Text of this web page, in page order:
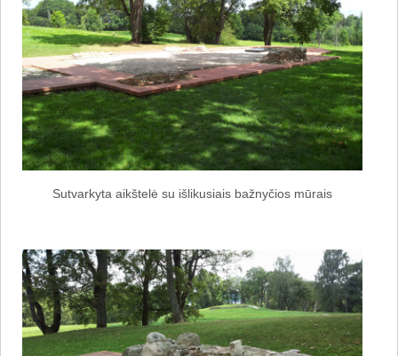
Sutvarkyta aikštelė su išlikusiais bažnyčios mūrais